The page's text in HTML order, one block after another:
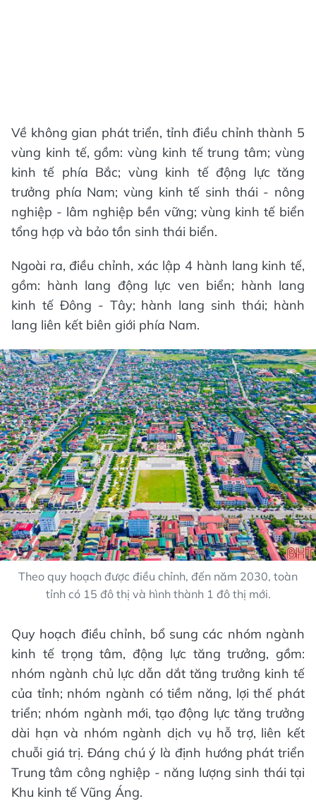
Về không gian phát triển, tỉnh điều chỉnh thành 5
vùng kinh tế, gồm: vùng kinh tế trung tâm; vùng
kinh tế phía Bắc; vùng kinh tế động lực tăng
trưởng phía Nam; vùng kinh tế sinh thái - nông
nghiệp - lâm nghiệp bền vững; vùng kinh tế biển
tổng hợp và bảo tồn sinh thái biển.
Ngoài ra, điều chỉnh, xác lập 4 hành lang kinh tế,
gồm: hành lang động lực ven biển; hành lang
kinh tế Đông - Tây; hành lang sinh thái; hành
lang liên kết biên giới phía Nam.
Theo quy hoạch được điều chỉnh, đến năm 2030, toàn
tỉnh có 15 đô thị và hình thành 1 đô thị mới.
Quy hoạch điều chỉnh, bổ sung các nhóm ngành
kinh tế trọng tâm, động lực tăng trưởng, gồm:
nhóm ngành chủ lực dẫn dắt tăng trưởng kinh tế
của tỉnh; nhóm ngành có tiềm năng, lợi thế phát
triển; nhóm ngành mới, tạo động lực tăng trưởng
dài hạn và nhóm ngành dịch vụ hỗ trợ, liên kết
chuỗi giá trị. Đáng chú ý là định hướng phát triển
Trung tâm công nghiệp - năng lượng sinh thái tại
Khu kinh tế Vũng Áng.